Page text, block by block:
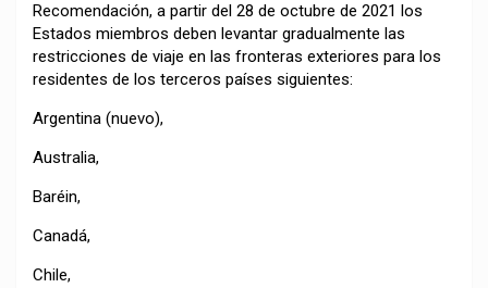
Recomendación, a partir del 28 de octubre de 2021 los
Estados miembros deben levantar gradualmente las
restricciones de viaje en las fronteras exteriores para los
residentes de los terceros países siguientes:
Argentina (nuevo),
Australia,
Baréin,
Canadá,
Chile,